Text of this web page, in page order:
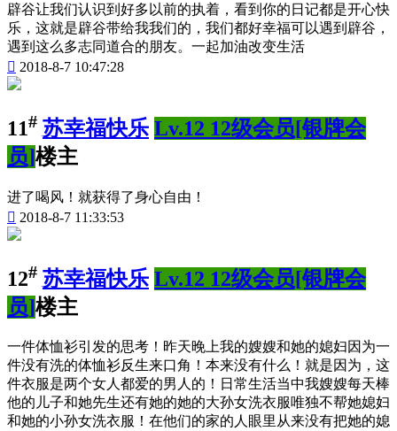
辟谷让我们认识到好多以前的执着，看到你的日记都是开心快
乐，这就是辟谷带给我我们的，我们都好幸福可以遇到辟谷，
遇到这么多志同道合的朋友。一起加油改变生活
 2018-8-7 10:47:28
11# 苏幸福快乐 Lv.12 12级会员[银牌会
员]楼主
进了喝风！就获得了身心自由！
 2018-8-7 11:33:53
12# 苏幸福快乐 Lv.12 12级会员[银牌会
员]楼主
一件体恤衫引发的思考！昨天晚上我的嫂嫂和她的媳妇因为一
件没有洗的体恤衫反生来口角！本来没有什么！就是因为，这
件衣服是两个女人都爱的男人的！日常生活当中我嫂嫂每天棒
他的儿子和她先生还有她的她的大孙女洗衣服唯独不帮她媳妇
和她的小孙女洗衣服！在他们的家的人眼里从来没有把她的媳